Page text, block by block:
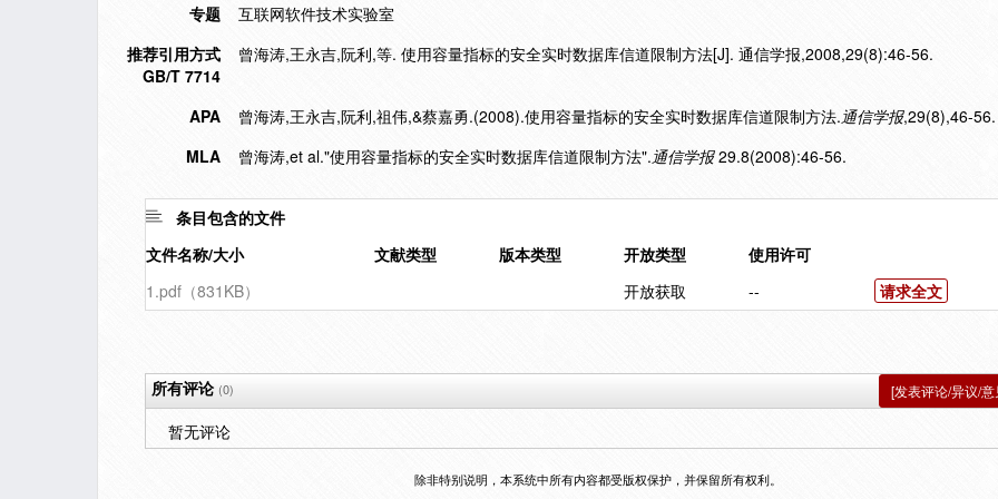
专题
互联网软件技术实验室
推荐引用方式
GB/T 7714
曾海涛,王永吉,阮利,等. 使用容量指标的安全实时数据库信道限制方法[J]. 通信学报,2008,29(8):46-56.
APA 曾海涛,王永吉,阮利,祖伟,&蔡嘉勇.(2008).使用容量指标的安全实时数据库信道限制方法.通信学报,29(8),46-56.
MLA
曾海涛,et al."使用容量指标的安全实时数据库信道限制方法".通信学报29.8(2008):46-56.
条目包含的文件
文件名称/大小
文献类型 版本类型 开放类型
使用许可
1.pdf（831KB）
开放获取 -- 请求全文
所有评论(0) [发表评论/异议/意
暂无评论
除非特别说明，本系统中所有内容都受版权保护，并保留所有权利。